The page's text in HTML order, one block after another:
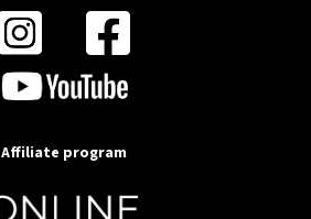
Affiliate program